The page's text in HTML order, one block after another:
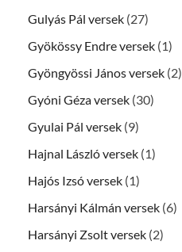
Gulyás Pál versek (27)
Gyökössy Endre versek (1)
Gyöngyössi János versek (2)
Gyóni Géza versek (30)
Gyulai Pál versek (9)
Hajnal László versek (1)
Hajós Izsó versek (1)
Harsányi Kálmán versek (6)
Harsányi Zsolt versek (2)